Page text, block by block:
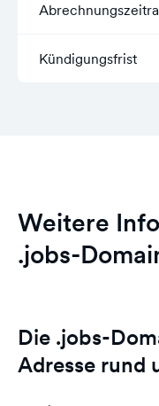
Kündigungsfrist
Weitere
.jobs-
Die .jobs-
Adresse rund